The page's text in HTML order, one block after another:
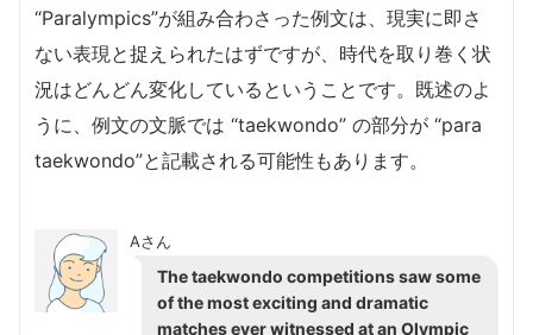
“Paralympics”が組み合わさった例文は、現実に即さ
ない表現と捉えられたはずですが、時代を取り巻く状
況はどんどん変化しているということです。既述のよ
うに、例文の文脈では “taekwondo” の部分が “para
taekwondo”と記載される可能性もあります。
Aさん
The taekwondo competitions saw some
of the most exciting and dramatic
matches ever witnessed at an Olympic